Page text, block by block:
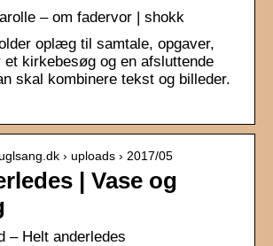
– om fadervor | shokk
oplæg til samtale, opgaver,
et kirkebesøg og en afsluttende
skal kombinere tekst og billeder.
› uploads › 2017/05
| Vase og
– Helt anderledes